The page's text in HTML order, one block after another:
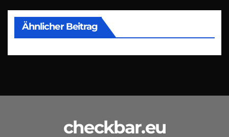
Ähnlicher Beitrag
checkbar.eu